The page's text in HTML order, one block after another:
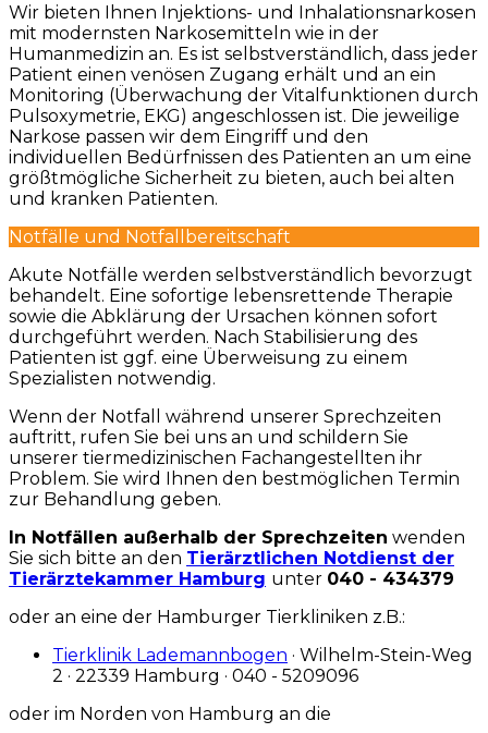
Wir bieten Ihnen Injektions- und Inhalationsnarkosen
mit modernsten Narkosemitteln wie in der
Humanmedizin an. Es ist selbstverständlich, dass jeder
Patient einen venösen Zugang erhält und an ein
Monitoring (Überwachung der Vitalfunktionen durch
Pulsoxymetrie, EKG) angeschlossen ist. Die jeweilige
Narkose passen wir dem Eingriff und den
individuellen Bedürfnissen des Patienten an um eine
größtmögliche Sicherheit zu bieten, auch bei alten
und kranken Patienten.
Notfälle und Notfallbereitschaft
Akute Notfälle werden selbstverständlich bevorzugt
behandelt. Eine sofortige lebensrettende Therapie
sowie die Abklärung der Ursachen können sofort
durchgeführt werden. Nach Stabilisierung des
Patienten ist ggf. eine Überweisung zu einem
Spezialisten notwendig.
Wenn der Notfall während unserer Sprechzeiten
auftritt, rufen Sie bei uns an und schildern Sie
unserer tiermedizinischen Fachangestellten ihr
Problem. Sie wird Ihnen den bestmöglichen Termin
zur Behandlung geben.
In Notfällen außerhalb der Sprechzeiten wenden
Sie sich bitte an den Tierärztlichen Notdienst der
Tierärztekammer Hamburg unter 040 - 434379
oder an eine der Hamburger Tierkliniken z.B.:
Tierklinik Lademannbogen · Wilhelm-Stein-Weg
2 · 22339 Hamburg · 040 - 5209096
oder im Norden von Hamburg an die